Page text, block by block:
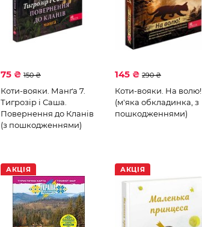
75 ₴ 150 ₴
Коти-вояки. Манґа 7.
Тигрозір і Саша.
Повернення до Кланів
(з пошкодженнями)
145 ₴ 290 ₴
Коти-вояки. На волю!
(м'яка обкладинка, з
пошкодженнями)
АКЦІЯ АКЦІЯ